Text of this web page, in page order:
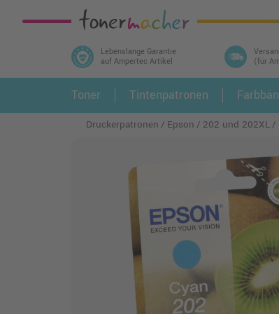
Lebenslange Garantie
auf Ampertec Artikel
(für
In 3 einfachen Schritten ihr Druckermodell
und alle dazu passenden Artikel finden ➤
Toner Tintenpatronen
Druckerpatronen Epson 202 und 202XL